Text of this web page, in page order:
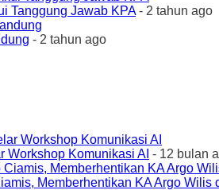
Tanggung Jawab KPA- 2 tahun ago
- 2 tahun ago
Workshop Komunikasi AI - 12 bulan
Memberhentikan KA Argo Wilis